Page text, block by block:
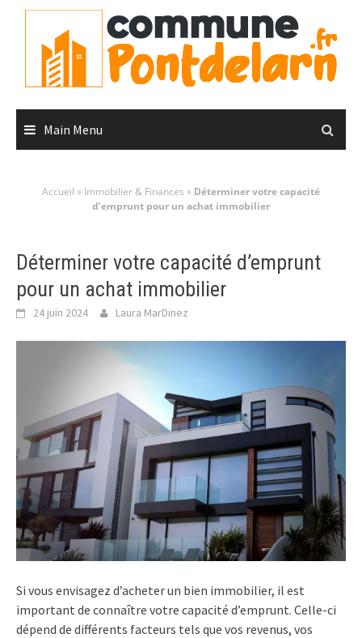
content
Main Menu
Accueil » Immobilier & Finances » Déterminer votre capacité
d’emprunt pour un achat immobilier
Déterminer votre capacité d’emprunt
pour un achat immobilier
24 juin 2024 Laura MarDinez
Si vous envisagez d’acheter un bien immobilier, il est
important de connaître votre capacité d’emprunt. Celle-ci
dépend de différents facteurs tels que vos revenus, vos